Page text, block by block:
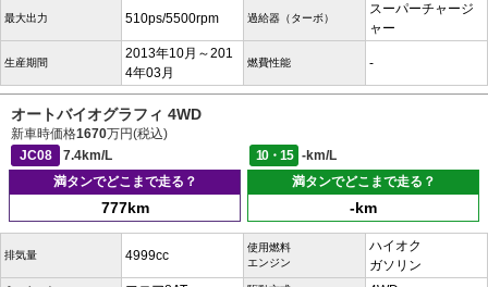
最大出力 510ps/5500rpm 過給器（ターボ）
スーパーチャージ
ャー
生産期間
2013年10月～201
4年03月
燃費性能 -
オートバイオグラフィ 4WD
新車時価格1670万円(税込)
JC08
7.4km/L 10・15
-km/L
満タンでどこまで走る？
777km
満タンでどこまで走る？
-km
排気量 4999cc
使用燃料
エンジン
ハイオク
ガソリン